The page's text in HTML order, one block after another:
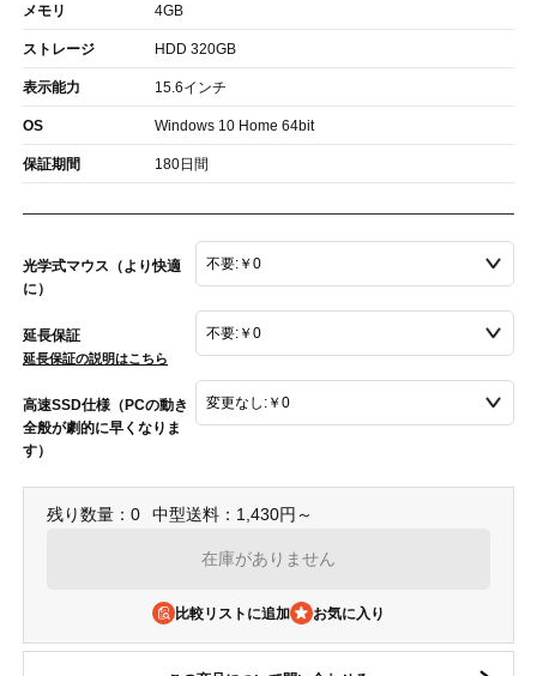
メモリ 4GB
ストレージ HDD 320GB
表示能力 15.6インチ
OS Windows 10 Home 64bit
保証期間 180日間
光学式マウス（より快適
に）
延長保証
延長保証の説明はこちら
高速SSD仕様（PCの動き
全般が劇的に早くなりま
す）
残り数量：0 中型送料：1,430円～
在庫がありません
比較リストに追加